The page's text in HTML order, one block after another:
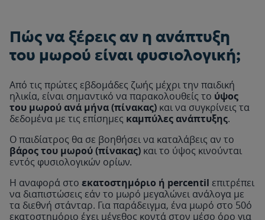
24920
24925
24930
24935
40
50
Πώς να ξέρεις αν η ανάπτυξη
του μωρού είναι φυσιολογική;
Από τις πρώτες εβδομάδες ζωής μέχρι την παιδική
ηλικία, είναι σημαντικό να παρακολουθείς το ύψος
του μωρού ανά μήνα (πίνακας) και να συγκρίνεις τα
δεδομένα με τις επίσημες καμπύλες ανάπτυξης.
Ο παιδίατρος θα σε βοηθήσει να καταλάβεις αν το
βάρος του μωρού (πίνακας) και το ύψος κινούνται
εντός φυσιολογικών ορίων.
Η αναφορά στο εκατοστημόριο ή percentil επιτρέπει
να διαπιστώσεις εάν το μωρό μεγαλώνει ανάλογα με
τα διεθνή στάνταρ. Για παράδειγμα, ένα μωρό στο 50ό
εκατοστημόριο έχει μέγεθος κοντά στον μέσο όρο για